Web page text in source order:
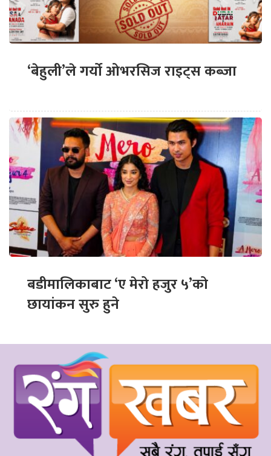
‘बेहुली’ले गर्यो ओभरसिज राइट्स कब्जा
बडीमालिकाबाट ‘ए मेरो हजुर ५’को
छायांकन सुरु हुने